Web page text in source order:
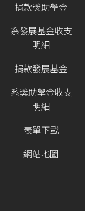
捐款獎助學金
系發展基金收支
明細
捐款發展基金
系獎助學金收支
明細
表單下載
網站地圖